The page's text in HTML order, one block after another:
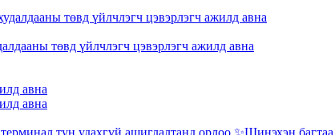
төвд үйлчлэгч цэвэрлэгч ажилд авна
авна
авна